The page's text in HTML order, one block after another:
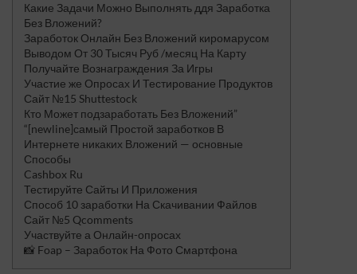
Какие Задачи Можно Выполнять ддя Заработка
Без Вложений?
Заработок Онлайн Без Вложений киромарусом
Выводом От 30 Тысяч Руб /месяц На Карту
Получайте Вознаграждения За Игры
Участие же Опросах И Тестирование Продуктов
Сайт №15 Shuttestock
Кто Может подзаработать Без Вложений”
“[newline]самый Простой заработков В
Интернете никаких Вложений — основные
Способы
Cashbox Ru
Тестируйте Сайты И Приложения
Способ 10 заработки На Скачивании Файлов
Сайт №5 Qcomments
Участвуйте а Онлайн-опросах
📸 Foap – Заработок На Фото Смартфона